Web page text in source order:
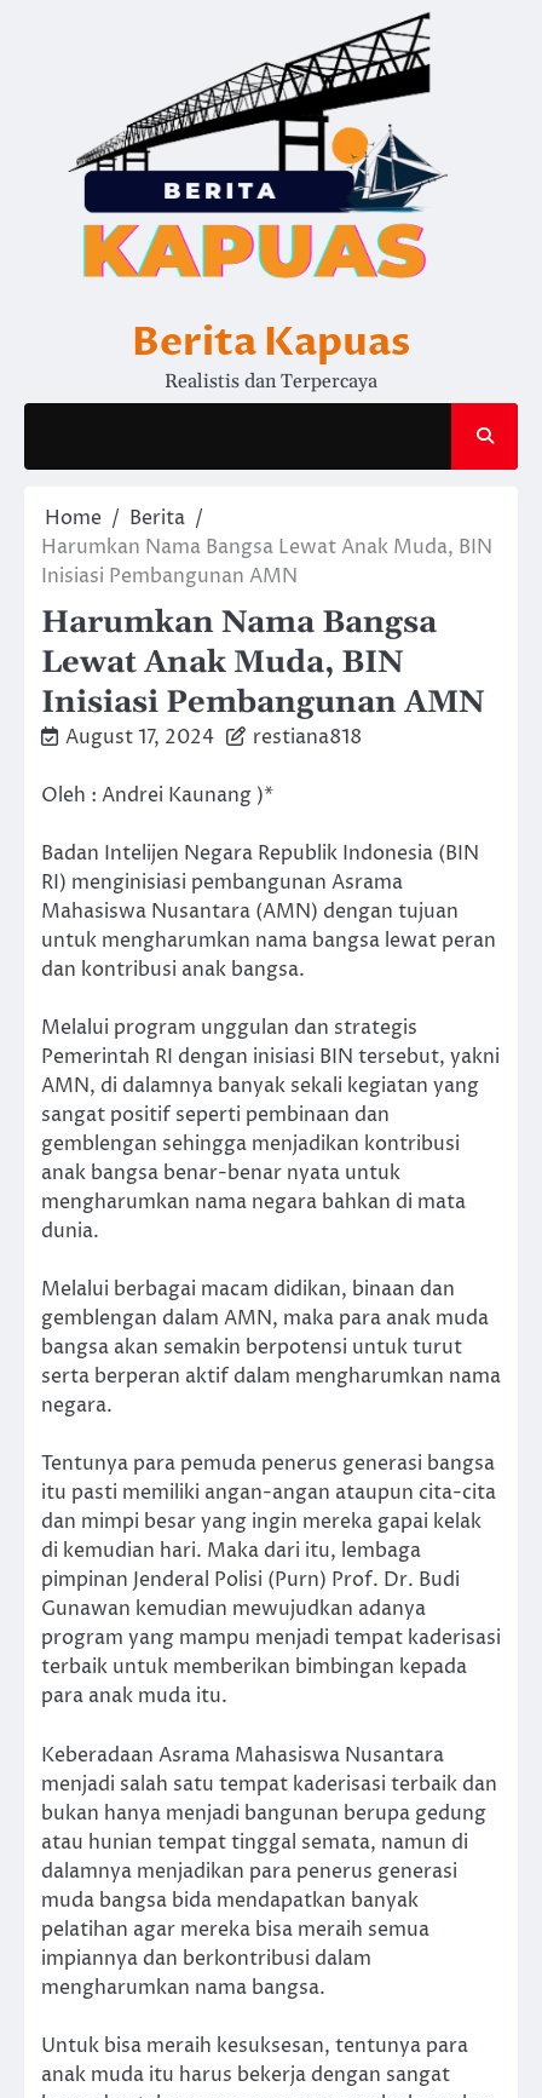
Berita Kapuas
Realistis dan Terpercaya
Home
Berita
Harumkan Nama Bangsa Lewat Anak Muda, BIN
Inisiasi Pembangunan AMN
Harumkan Nama Bangsa
Lewat Anak Muda, BIN
Inisiasi Pembangunan AMN
August 17, 2024 restiana818
Oleh : Andrei Kaunang )*
Badan Intelijen Negara Republik Indonesia (BIN
RI) menginisiasi pembangunan Asrama
Mahasiswa Nusantara (AMN) dengan tujuan
untuk mengharumkan nama bangsa lewat peran
dan kontribusi anak bangsa.
Melalui program unggulan dan strategis
Pemerintah RI dengan inisiasi BIN tersebut, yakni
AMN, di dalamnya banyak sekali kegiatan yang
sangat positif seperti pembinaan dan
gemblengan sehingga menjadikan kontribusi
anak bangsa benar-benar nyata untuk
mengharumkan nama negara bahkan di mata
dunia.
Melalui berbagai macam didikan, binaan dan
gemblengan dalam AMN, maka para anak muda
bangsa akan semakin berpotensi untuk turut
serta berperan aktif dalam mengharumkan nama
negara.
Tentunya para pemuda penerus generasi bangsa
itu pasti memiliki angan-angan ataupun cita-cita
dan mimpi besar yang ingin mereka gapai kelak
di kemudian hari. Maka dari itu, lembaga
pimpinan Jenderal Polisi (Purn) Prof. Dr. Budi
Gunawan kemudian mewujudkan adanya
program yang mampu menjadi tempat kaderisasi
terbaik untuk memberikan bimbingan kepada
para anak muda itu.
Keberadaan Asrama Mahasiswa Nusantara
menjadi salah satu tempat kaderisasi terbaik dan
bukan hanya menjadi bangunan berupa gedung
atau hunian tempat tinggal semata, namun di
dalamnya menjadikan para penerus generasi
muda bangsa bida mendapatkan banyak
pelatihan agar mereka bisa meraih semua
impiannya dan berkontribusi dalam
mengharumkan nama bangsa.
Untuk bisa meraih kesuksesan, tentunya para
anak muda itu harus bekerja dengan sangat